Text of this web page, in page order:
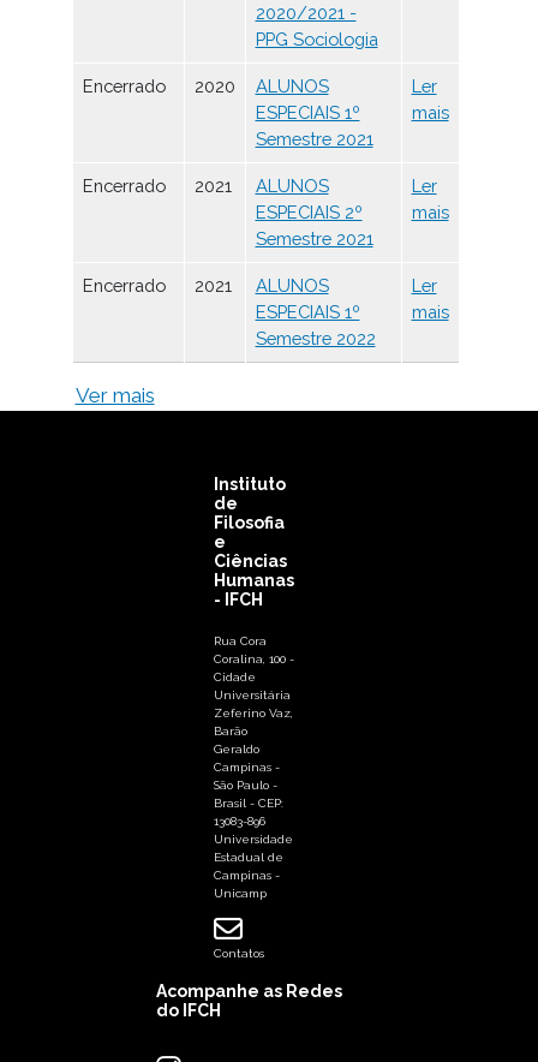
2020/2021 -
PPG Sociologia
Encerrado 2020
ALUNOS
ESPECIAIS 1º
Semestre 2021
Ler
mais
Encerrado 2021
ALUNOS
ESPECIAIS 2º
Semestre 2021
Ler
mais
Encerrado 2021
ALUNOS
ESPECIAIS 1º
Semestre 2022
Ler
mais
Ver mais
Instituto
de
Filosofia
e
Ciências
Humanas
- IFCH
Rua Cora
Coralina, 100 -
Cidade
Universitária
Zeferino Vaz,
Barão
Geraldo
Campinas -
São Paulo -
Brasil - CEP:
13083-896
Universidade
Estadual de
Campinas -
Unicamp
Contatos
Acompanhe as Redes
do IFCH